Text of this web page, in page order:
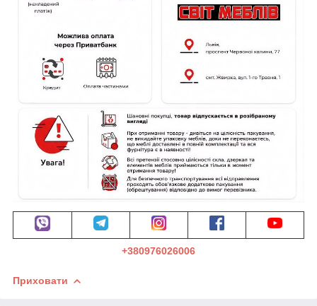
+380976026006
Приховати